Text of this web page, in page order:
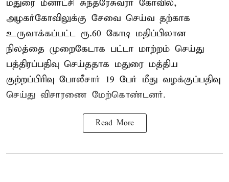
மதுரை மீனாட்சி சுந்தரேசுவரர் கோவில்,
அழகர்கோவிலுக்கு சேவை செய்வ தற்காக
உருவாக்கப்பட்ட ரூ.60 கோடி மதிப்பிலான
நிலத்தை முறைகேடாக பட்டா மாற்றம் செய்து
பத்திரப்பதிவு செய்ததாக மதுரை மத்திய
குற்றப்பிரிவு போலீசார் 19 பேர் மீது வழக்குப்பதிவு
செய்து விசாரணை மேற்கொண்டனர்.
Read More